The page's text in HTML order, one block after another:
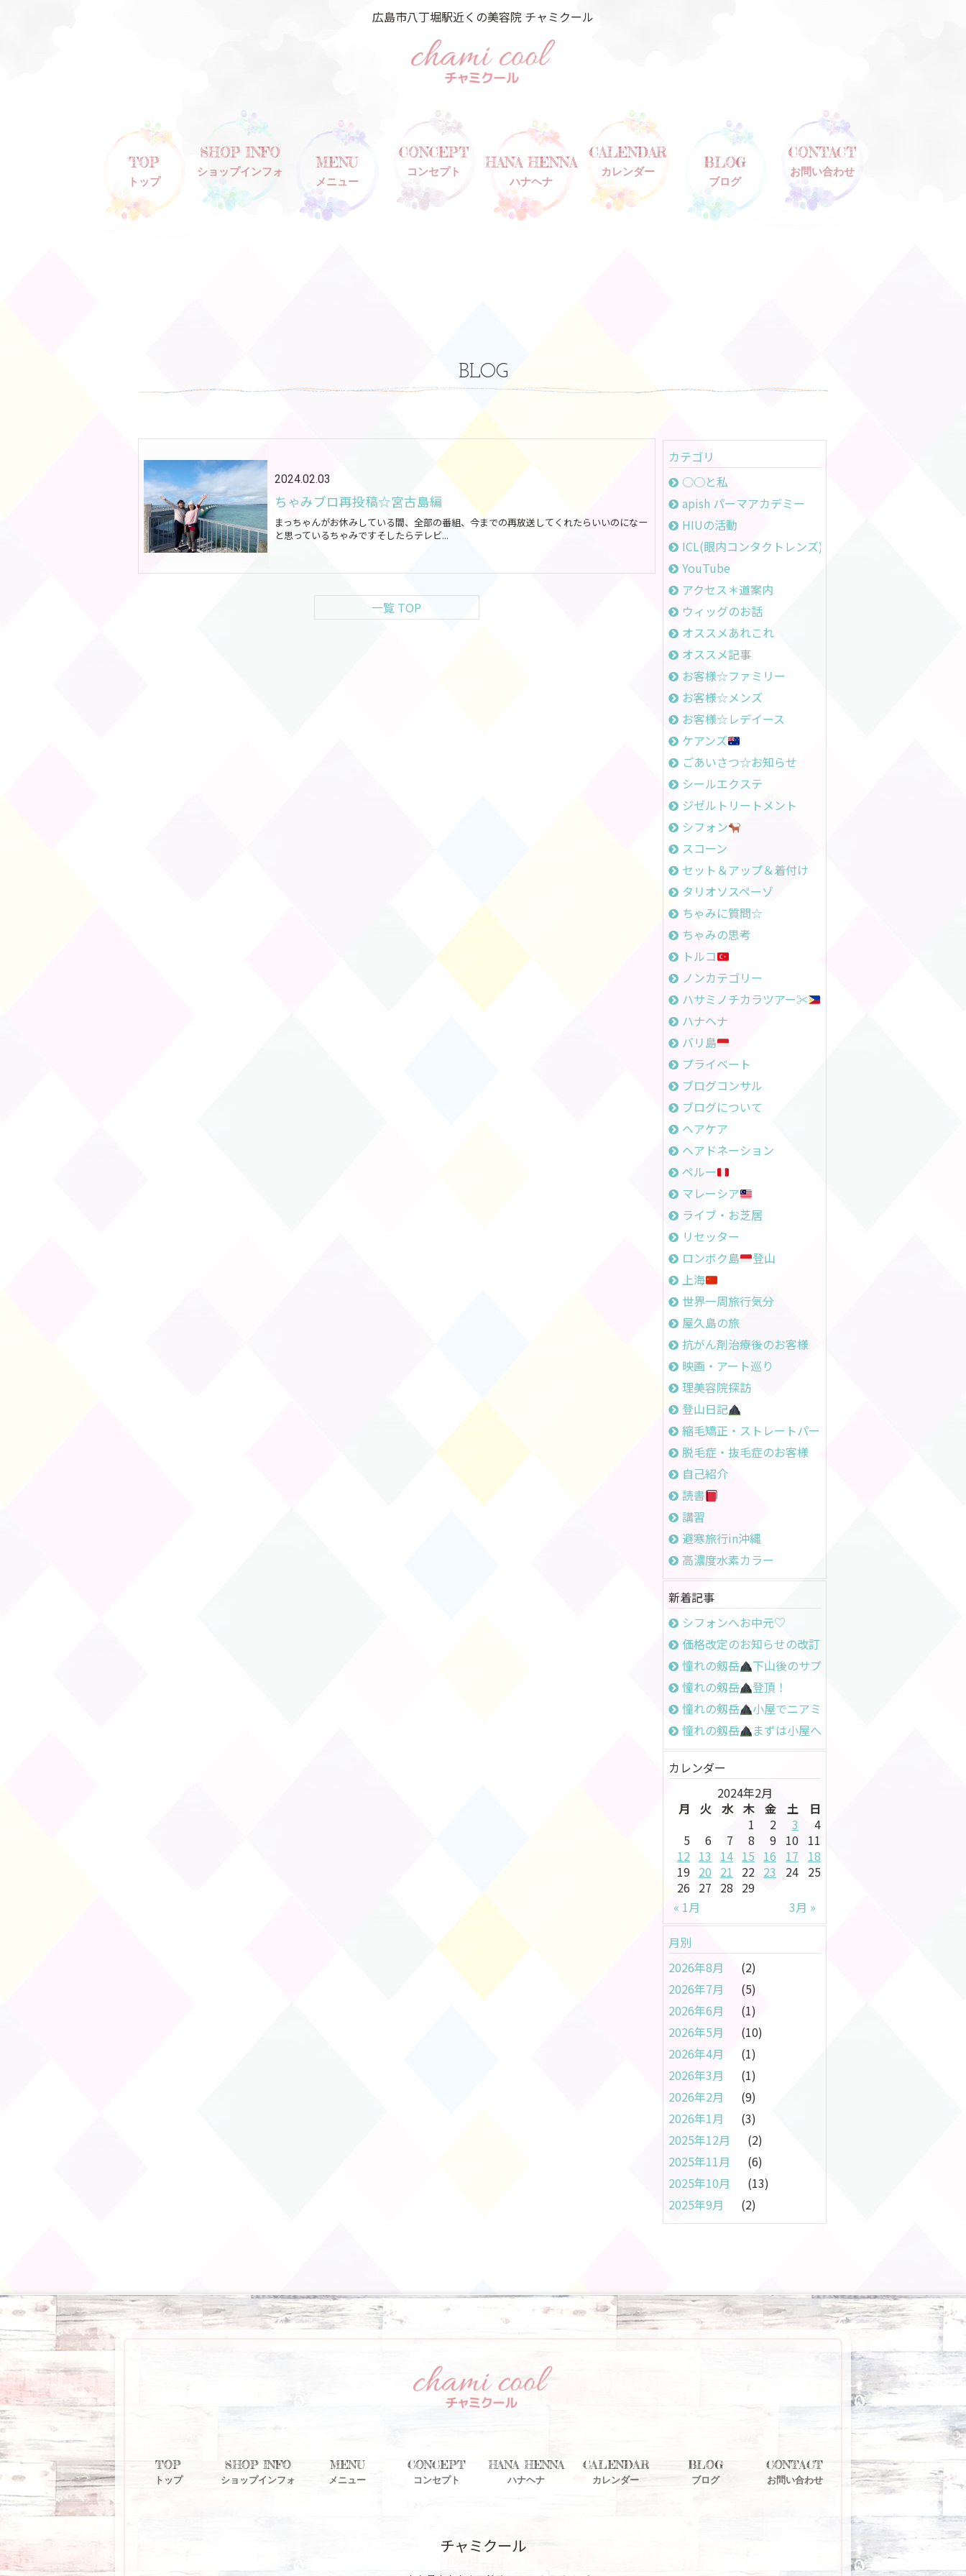
広島市八丁堀駅近くの美容院 チャミクール
TOP
トップ
SHOP INFO
ショップインフォ
MENU
メニュー
CONCEPT
コンセプト
HANA HENNA
ハナヘナ
CALENDAR
カレンダー
BLOG
ブログ
CONTACT
お問い合わせ
BLOG
2024.02.03
ちゃみブロ再投稿☆宮古島編
まっちゃんがお休みしている間、全部の番組、今までの再放送してくれたらいいのになー
と思っているちゃみですそしたらテレビ...
一覧 TOP
カテゴリ
○○と私
apish パーマアカデミー
HIUの活動
ICL(眼内コンタクトレンズ)のお話
YouTube
アクセス＊道案内
ウィッグのお話
オススメあれこれ
オススメ記事
お客様☆ファミリー
お客様☆メンズ
お客様☆レデイース
ケアンズ
ごあいさつ☆お知らせ
シールエクステ
ジゼルトリートメント
シフォン
スコーン
セット＆アップ＆着付け
タリオソスペーゾ
ちゃみに質問☆
ちゃみの思考
トルコ
ノンカテゴリー
ハサミノチカラツアー✂︎
ハナヘナ
バリ島
プライベート
ブログコンサル
ブログについて
ヘアケア
ヘアドネーション
ペルー
マレーシア
ライブ・お芝居
リセッター
ロンボク島
登山
上海
世界一周旅行気分
屋久島の旅
抗がん剤治療後のお客様
映画・アート巡り
理美容院探訪
登山日記
縮毛矯正・ストレートパーマ
脱毛症・抜毛症のお客様
自己紹介
読書
講習
避寒旅行in沖縄
高濃度水素カラー
新着記事
シフォンへお中元♡
価格改定のお知らせの改訂
憧れの剱岳
下山後のサプライズ
憧れの剱岳
登頂！
憧れの剱岳
小屋でニアミス
憧れの剱岳
まずは小屋へ
カレンダー
2024年2月
月
火 水 木 金 土 日
« 1月 3月 »
1 2 3
4
5
6 7 8 9 10
11
12 13 14 15 16 17
18
19 20 21 22 23 24 25
26 27 28 29
月別
2026年8月
(2)
2026年7月
(5)
2026年6月
(1)
2026年5月
(10)
2026年4月
(1)
2026年3月
(1)
2026年2月
(9)
2026年1月
(3)
2025年12月
(2)
2025年11月
(6)
2025年10月
(13)
2025年9月
(2)
TOP
トップ
SHOP INFO
ショップインフォ
MENU
メニュー
CONCEPT
コンセプト
HANA HENNA
ハナヘナ
CALENDAR
カレンダー
BLOG
ブログ
CONTACT
お問い合わせ
チャミクール